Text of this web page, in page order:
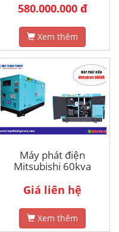
580.000.000 đ
Xem thêm
Máy phát điện
Mitsubishi 60kva
Giá liên hệ
Xem thêm